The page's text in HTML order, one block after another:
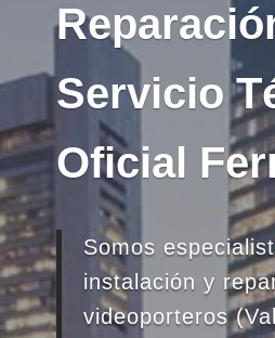
Servicio
Oficial
Somos
instalación y
videoporteros